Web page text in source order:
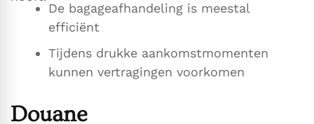
De bagageafhandeling is meestal
efficiënt
Tijdens drukke aankomstmomenten
kunnen vertragingen voorkomen
Douane